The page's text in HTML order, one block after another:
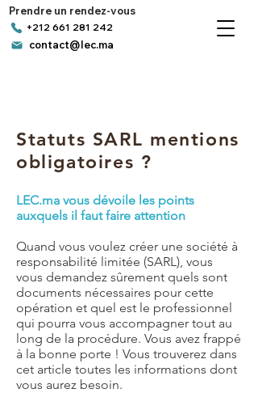
+212 661 281 242
contact@lec.ma
Prendre un rendez-vous
Statuts SARL mentions
obligatoires ?
LEC.ma vous dévoile les points
auxquels il faut faire attention
Quand vous voulez créer une société à
responsabilité limitée (SARL), vous
vous demandez sûrement quels sont
documents nécessaires pour cette
opération et quel est le professionnel
qui pourra vous accompagner tout au
long de la procédure. Vous avez frappé
à la bonne porte ! Vous trouverez dans
cet article toutes les informations dont
vous aurez besoin.